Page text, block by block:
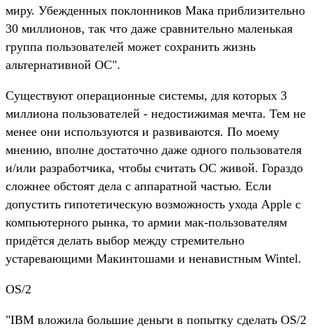
миру. Убежденных поклонников Мака приблизительно
30 миллионов, так что даже сравнительно маленькая
группа пользователей может сохранить жизнь
альтернативной ОС".
Существуют операционные системы, для которых 3
миллиона пользователей - недостижимая мечта. Тем не
менее они используются и развиваются. По моему
мнению, вполне достаточно даже одного пользователя
и/или разработчика, чтобы считать ОС живой. Гораздо
сложнее обстоят дела с аппаратной частью. Если
допустить гипотетическую возможность ухода Apple с
компьютерного рынка, то армии мак-пользователям
придётся делать выбор между стремительно
устаревающими Макинтошами и ненавистным Wintel.
OS/2
"IBM вложила большие деньги в попытку сделать OS/2